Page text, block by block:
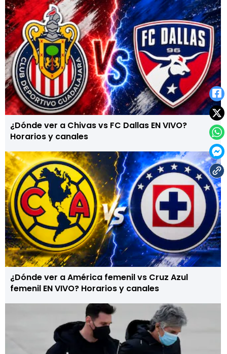
¿Dónde ver a Chivas vs FC Dallas EN VIVO?
Horarios y canales
¿Dónde ver a América femenil vs Cruz Azul
femenil EN VIVO? Horarios y canales